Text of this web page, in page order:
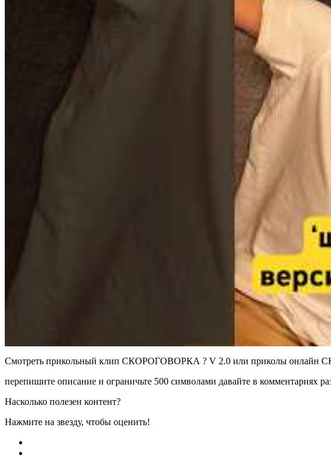
Смотреть прикольный клип СКОРОГОВОРКА ? V 2.0 или приколы онлайн
перепишите описание и ограничьте 500 символами давайте в комментариях
Насколько полезен контент?
Нажмите на звезду, чтобы оценить!